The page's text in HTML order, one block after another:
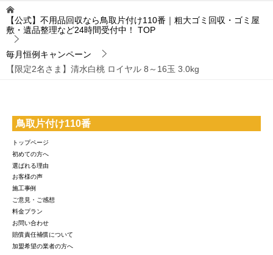
【公式】不用品回収なら鳥取片付け110番｜粗大ゴミ回収・ゴミ屋
敷・遺品整理など24時間受付中！
TOP
毎月恒例キャンペーン
【限定2名さま】清水白桃 ロイヤル 8～16玉 3.0kg
鳥取片付け110番
トップページ
初めての方へ
選ばれる理由
お客様の声
施工事例
ご意見・ご感想
料金プラン
お問い合わせ
賠償責任補償について
加盟希望の業者の方へ